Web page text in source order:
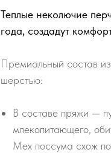
Теплые неколючие
года, создадут
Премиальный состав
шерстью:
В составе пряжи —
млекопитающего,
Мех поссума схож